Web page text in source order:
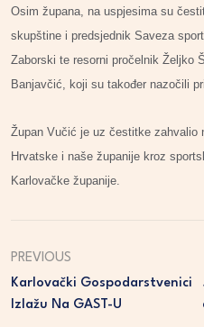
Osim župana, na uspjesima su
skupštine i predsjednik Saveza
Zaborski te resorni pročelnik Željko
Banjavčić, koji su također nazočili
Župan Vučić je uz čestitke zahvalio
Hrvatske i naše županije kroz
Karlovačke županije.
PREVIOUS
Karlovački Gospodarstvenici
Izlažu Na GAST-U